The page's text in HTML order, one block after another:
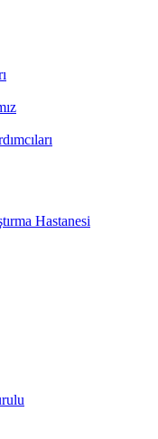
Hastanesi